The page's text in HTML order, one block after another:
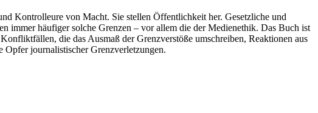
Kontrolleure von Macht. Sie stellen Öffentlichkeit her. Gesetzliche und
immer häufiger solche Grenzen – vor allem die der Medienethik. Das Buch ist
die das Ausmaß der Grenzverstöße umschreiben, Reaktionen aus
Opfer journalistischer Grenzverletzungen.